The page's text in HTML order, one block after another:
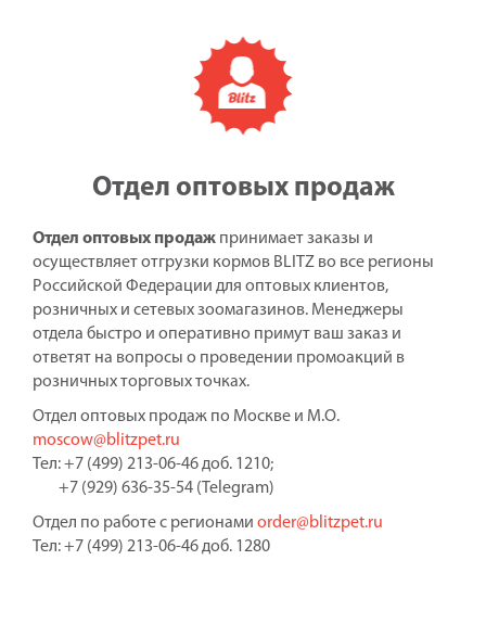
Отдел оптовых продаж
Отдел оптовых продаж принимает заказы и
осуществляет отгрузки кормов BLITZ во все регионы
Российской Федерации для оптовых клиентов,
розничных и сетевых зоомагазинов. Менеджеры
отдела быстро и оперативно примут ваш заказ и
ответят на вопросы о проведении промоакций в
розничных торговых точках.
Отдел оптовых продаж по Москве и М.О.
moscow@blitzpet.ru
Тел: +7 (499) 213-06-46 доб. 1210;
+7 (929) 636-35-54 (Telegram)
Отдел по работе с регионами order@blitzpet.ru
Тел: +7 (499) 213-06-46 доб. 1280